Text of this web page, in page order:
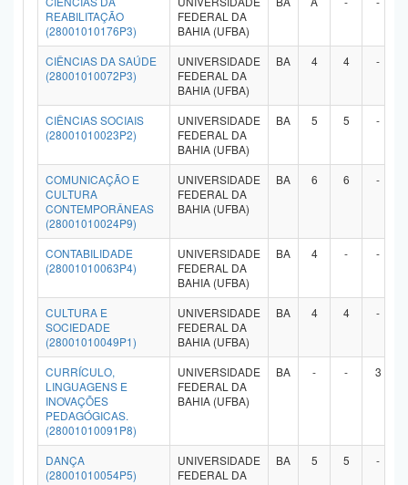
REABILITAÇÃO
(28001010176P3)
FEDERAL DA
BAHIA (UFBA)
CIÊNCIAS DA SAÚDE
(28001010072P3)
UNIVERSIDADE
FEDERAL DA
BAHIA (UFBA)
BA 4 4 -
CIÊNCIAS SOCIAIS
(28001010023P2)
UNIVERSIDADE
FEDERAL DA
BAHIA (UFBA)
BA 5 5 -
COMUNICAÇÃO E
CULTURA
CONTEMPORÂNEAS
(28001010024P9)
UNIVERSIDADE
FEDERAL DA
BAHIA (UFBA)
BA 6 6 -
CONTABILIDADE
(28001010063P4)
UNIVERSIDADE
FEDERAL DA
BAHIA (UFBA)
BA 4 - -
CULTURA E
SOCIEDADE
(28001010049P1)
UNIVERSIDADE
FEDERAL DA
BAHIA (UFBA)
BA 4 4 -
CURRÍCULO,
LINGUAGENS E
INOVAÇÕES
PEDAGÓGICAS.
(28001010091P8)
UNIVERSIDADE
FEDERAL DA
BAHIA (UFBA)
BA - - 3
DANÇA
(28001010054P5)
UNIVERSIDADE
FEDERAL DA
BA 5 5 -